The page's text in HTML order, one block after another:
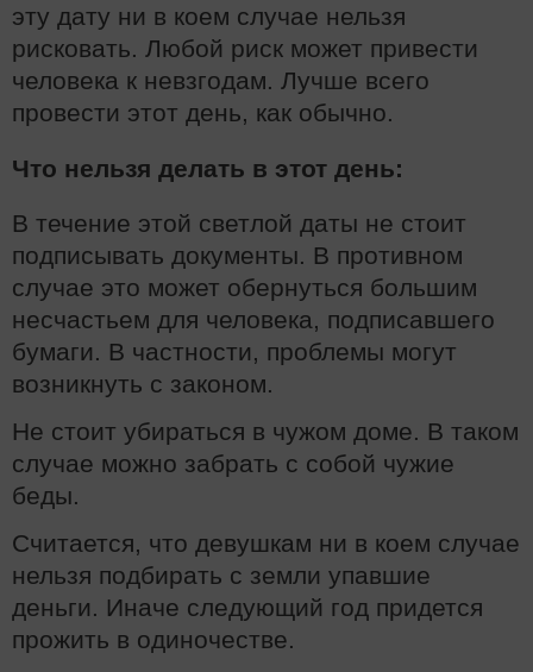
эту дату ни в коем случае нельзя
рисковать. Любой риск может привести
человека к невзгодам. Лучше всего
провести этот день, как обычно.
Что нельзя делать в этот день:
В течение этой светлой даты не стоит
подписывать документы. В противном
случае это может обернуться большим
несчастьем для человека, подписавшего
бумаги. В частности, проблемы могут
возникнуть с законом.
Не стоит убираться в чужом доме. В таком
случае можно забрать с собой чужие
беды.
Считается, что девушкам ни в коем случае
нельзя подбирать с земли упавшие
деньги. Иначе следующий год придется
прожить в одиночестве.